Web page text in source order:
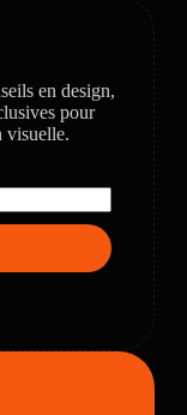
en design,
pour
visuelle.